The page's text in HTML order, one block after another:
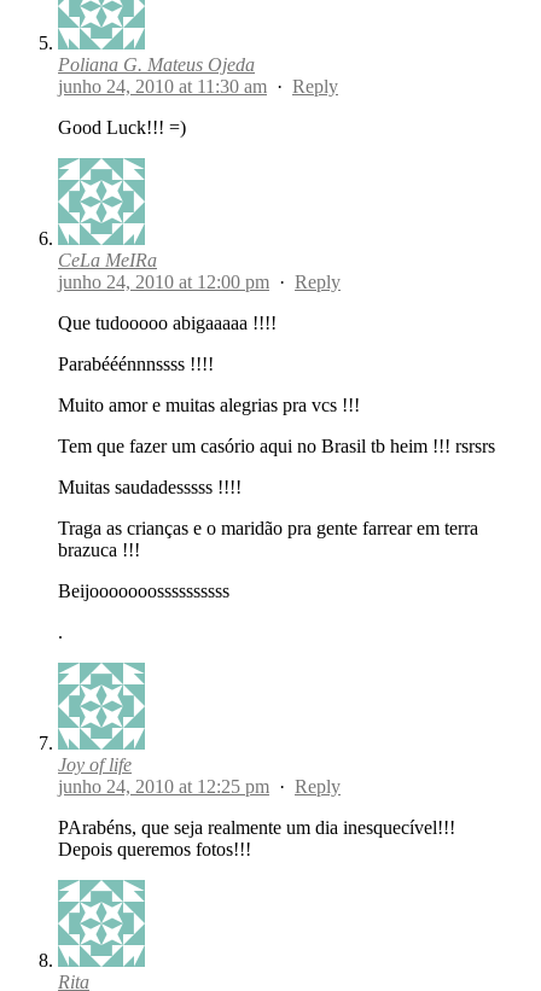
Poliana G. Mateus Ojeda
junho 24, 2010 at 11:30 am · Reply
Good Luck!!! =)
CeLa MeIRa
junho 24, 2010 at 12:00 pm · Reply
Que tudooooo abigaaaaa !!!!
Parabééénnnssss !!!!
Muito amor e muitas alegrias pra vcs !!!
Tem que fazer um casório aqui no Brasil tb heim !!! rsrsrs
Muitas saudadesssss !!!!
Traga as crianças e o maridão pra gente farrear em terra
brazuca !!!
Beijooooooossssssssss
.
Joy of life
junho 24, 2010 at 12:25 pm · Reply
PArabéns, que seja realmente um dia inesquecível!!!
Depois queremos fotos!!!
Rita